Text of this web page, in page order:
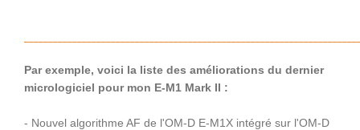
Par exemple, voici la liste des améliorations du dernier
micrologiciel pour mon E-M1 Mark II :
- Nouvel algorithme AF de l'OM-D E-M1X intégré sur l'OM-D